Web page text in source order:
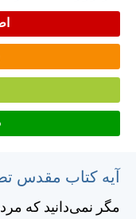
آیه کتاب مقدس
مگر نمی‌دانيد كه